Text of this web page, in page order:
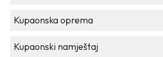
Kupaonska oprema
Kupaonski namještaj